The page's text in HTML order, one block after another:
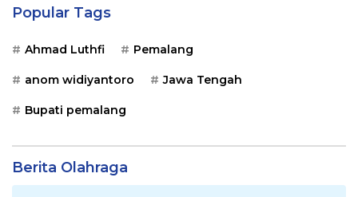
Popular Tags
Ahmad Luthfi Pemalang
anom widiyantoro Jawa Tengah
Bupati pemalang
Berita Olahraga